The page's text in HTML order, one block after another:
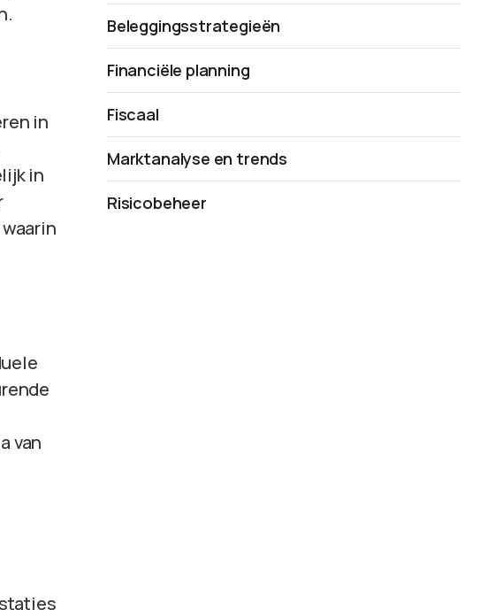
in
in
van
Beleggingsstrategieën
Financiële planning
Fiscaal
Marktanalyse en trends
Risicobeheer